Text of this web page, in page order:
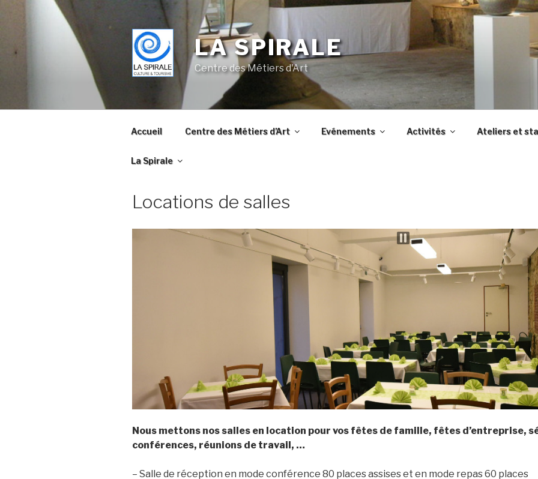
LA SPIRALE
Centre des Métiers d'Art
Accueil Centre des Métiers d’Art Evénements Activités Ateliers et
La Spirale
Locations de salles
Nous mettons nos salles en location pour vos fêtes de famille, fêtes d’entreprise,
conférences, réunions de travail, …
– Salle de réception en mode conférence 80 places assises et en mode repas 60 places